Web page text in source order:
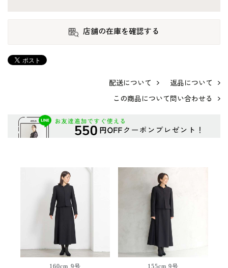
店舗の在庫を確認する
配送について
返品について
この商品について問い合わせる
160cm 9号 155cm 9号